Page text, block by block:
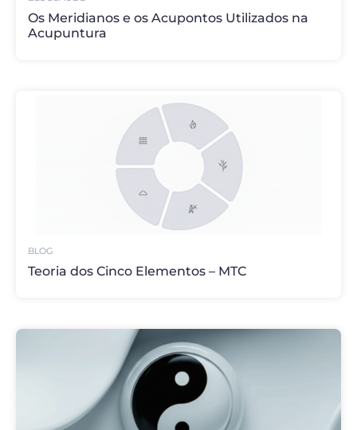
Os Meridianos e os Acupontos Utilizados na
Acupuntura
BLOG
Teoria dos Cinco Elementos – MTC